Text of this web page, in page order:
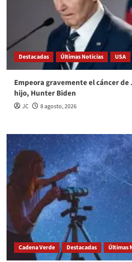
Destacadas Últimas Noticias USA
Empeora gravemente el cáncer
hijo, Hunter Biden
JC 8 agosto, 2026
Cadena Verde Destacadas Últimas